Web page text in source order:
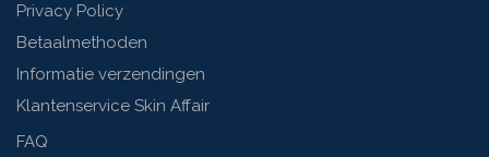
Privacy Policy
Betaalmethoden
Informatie verzendingen
Klantenservice Skin Affair
FAQ